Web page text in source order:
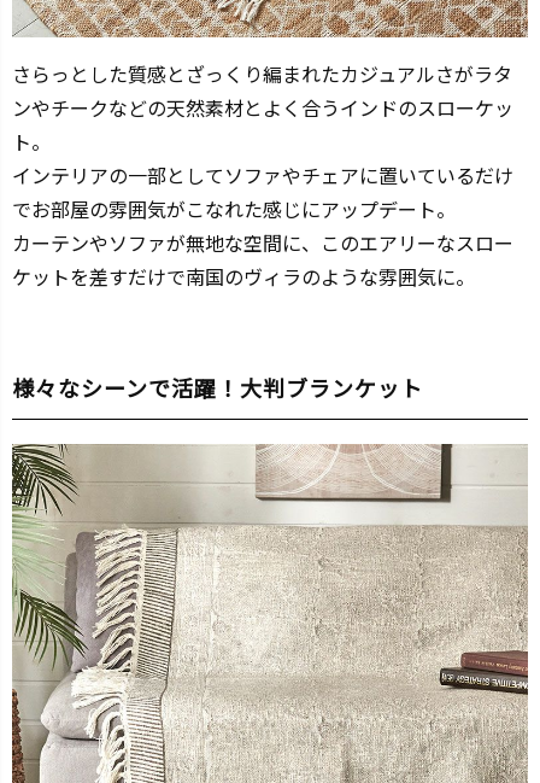
さらっとした質感とざっくり編まれたカジュアルさがラタ
ンやチークなどの天然素材とよく合うインドのスローケッ
ト。
インテリアの一部としてソファやチェアに置いているだけ
でお部屋の雰囲気がこなれた感じにアップデート。
カーテンやソファが無地な空間に、このエアリーなスロー
ケットを差すだけで南国のヴィラのような雰囲気に。
様々なシーンで活躍！大判ブランケット